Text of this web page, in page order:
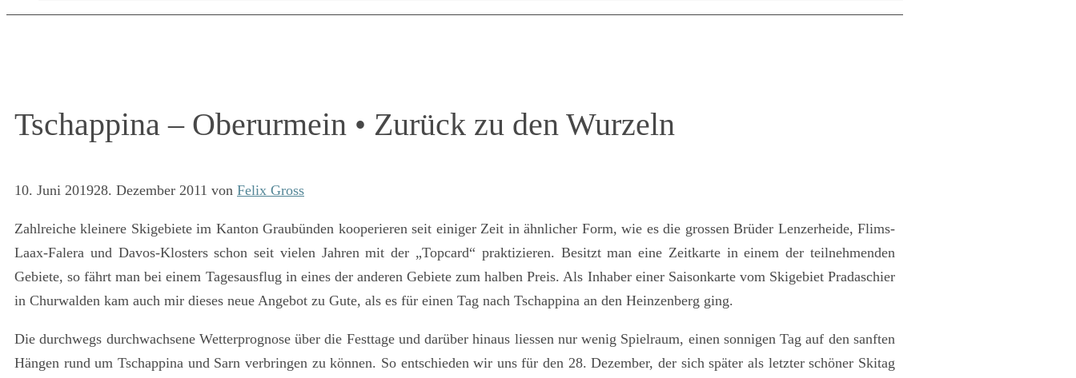
Tschappina – Oberurmein • Zurück zu den Wurzeln
10. Juni 201928. Dezember 2011 von Felix Gross
Zahlreiche kleinere Skigebiete im Kanton Graubünden kooperieren seit einiger Zeit in ähnlicher Form, wie es die grossen Brüder Lenzerheide, Flims-
Laax-Falera und Davos-Klosters schon seit vielen Jahren mit der „Topcard“ praktizieren. Besitzt man eine Zeitkarte in einem der teilnehmenden
Gebiete, so fährt man bei einem Tagesausflug in eines der anderen Gebiete zum halben Preis. Als Inhaber einer Saisonkarte vom Skigebiet Pradaschier
in Churwalden kam auch mir dieses neue Angebot zu Gute, als es für einen Tag nach Tschappina an den Heinzenberg ging.
Die durchwegs durchwachsene Wetterprognose über die Festtage und darüber hinaus liessen nur wenig Spielraum, einen sonnigen Tag auf den sanften
Hängen rund um Tschappina und Sarn verbringen zu können. So entschieden wir uns für den 28. Dezember, der sich später als letzter schöner Skitag